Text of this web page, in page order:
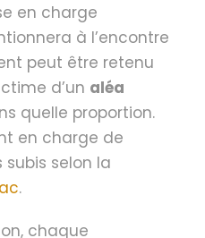
en charge
à l’encontre
peut être retenu
d’un aléa
quelle proportion.
en charge de
selon la
.
chaque